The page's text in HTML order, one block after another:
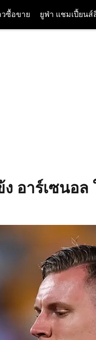
ซื้อขาย ยูฟ่า แชมเปี้ยน
อาร์เซนอ